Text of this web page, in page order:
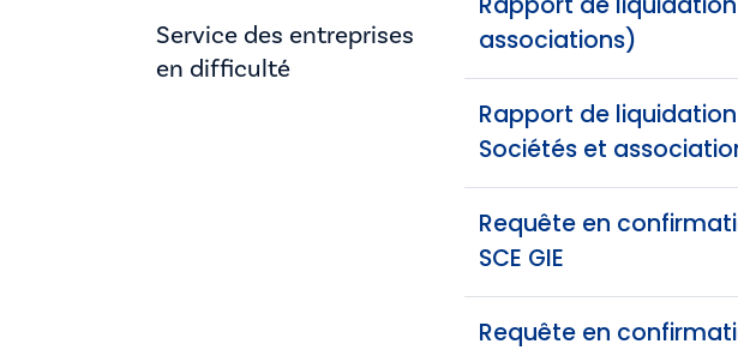
Service des entreprises
en difficulté
associations)
Rapport de
Sociétés et
Requête en
SCE GIE
Requête en